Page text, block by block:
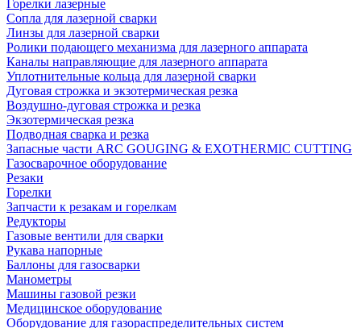
Горелки лазерные
Сопла для лазерной сварки
Линзы для лазерной сварки
Ролики подающего механизма для лазерного аппарата
Каналы направляющие для лазерного аппарата
Уплотнительные кольца для лазерной сварки
Дуговая строжка и экзотермическая резка
Воздушно-дуговая строжка и резка
Экзотермическая резка
Подводная сварка и резка
Запасные части ARC GOUGING & EXOTHERMIC CUTTING
Газосварочное оборудование
Резаки
Горелки
Запчасти к резакам и горелкам
Редукторы
Газовые вентили для сварки
Рукава напорные
Баллоны для газосварки
Манометры
Машины газовой резки
Медицинское оборудование
Оборудование для газораспределительных систем